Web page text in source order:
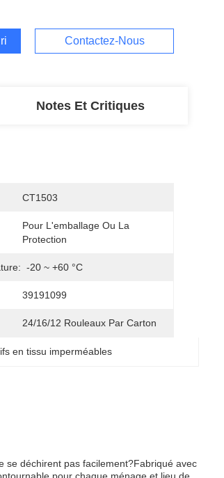
Contactez-Nous
Notes Et Critiques
CT1503
Pour L'emballage Ou La
Protection
-20 ~ +60 °C
39191099
24/16/12 Rouleaux Par Carton
en tissu imperméables
se déchirent pas facilement?Fabriqué avec